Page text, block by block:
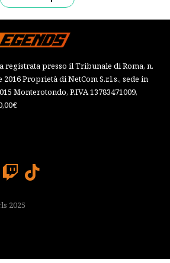
registrata presso il Tribunale di Roma, n.
Proprietà di NetCom S.r.l.s., sede in
Monterotondo, P.IVA 13783471009,
2025